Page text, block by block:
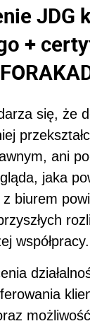
JDG
+
się, że
ani
jaka
biurem
współpracy.